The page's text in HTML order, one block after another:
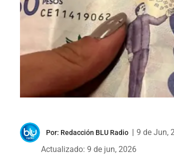
Por: Redacción BLU Radio
9 de Jun,
Actualizado: 9 de jun, 2026